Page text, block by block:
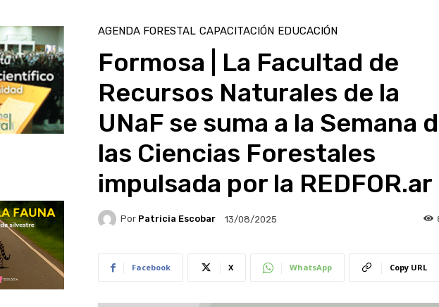
AGENDA FORESTAL CAPACITACIÓN EDUCACIÓN
Formosa | La Facultad de
Recursos Naturales de la
UNaF se suma a la Semana
las Ciencias Forestales
impulsada por la REDFOR.ar
Por Patricia Escobar 13/08/2025
Facebook X WhatsApp Copy URL